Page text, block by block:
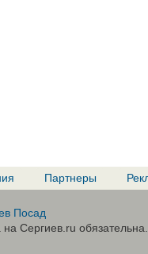
Партнеры
Посад
Сергиев.ru обязательна.